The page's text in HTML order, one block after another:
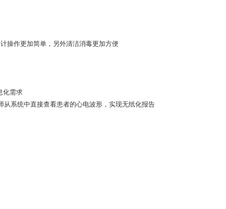
操作更加简单，另外清洁消毒更加方便
化需求
从系统中直接查看患者的心电波形，实现无纸化报告